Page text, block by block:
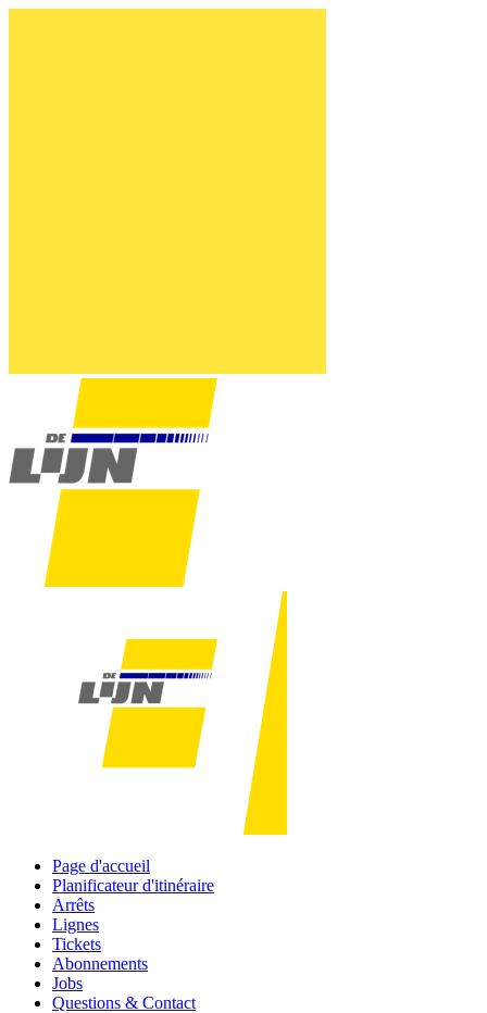
Page d'accueil
Planificateur d'itinéraire
Arrêts
Lignes
Tickets
Abonnements
Jobs
Questions & Contact